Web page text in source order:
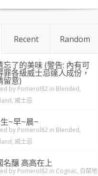
Recent Random
忘了的美味 (警告: 內有可
罪各級威士忌達人成份，
留意)
by Pomerol82 in Blended,
, 威士忌
~早~晨~
by Pomerol82 in Blended,
, 威士忌
名釀 高高在上
by Pomerol82 in Cognac, 白蘭地